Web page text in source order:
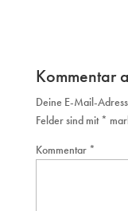
Kommentar
Deine E-Mail-
Felder sind mit*
Kommentar *